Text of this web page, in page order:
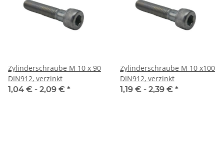
Zylinderschraube M 10 x 90
DIN912, verzinkt
1,04 € - 2,09 € *
Zylinderschraube M 10 x100
DIN912, verzinkt
1,19 € - 2,39 € *